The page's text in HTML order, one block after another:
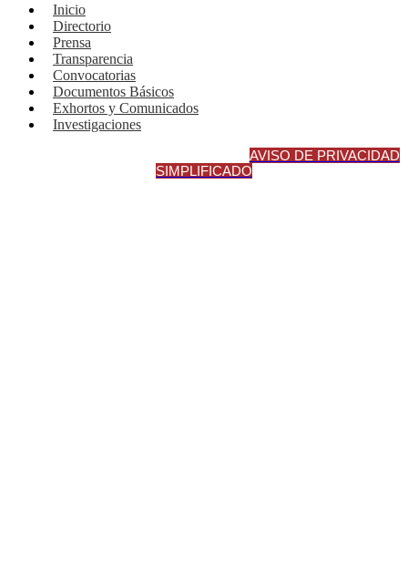
Inicio
Directorio
Prensa
Transparencia
Convocatorias
Documentos Básicos
Exhortos y Comunicados
Investigaciones
AVISO DE PRIVACIDAD
SIMPLIFICADO